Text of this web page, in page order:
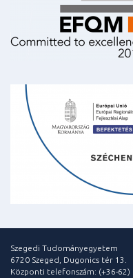
Szegedi Tudományegyetem
6720 Szeged, Dugonics tér 13.
Központi telefonszám: (+36-62)